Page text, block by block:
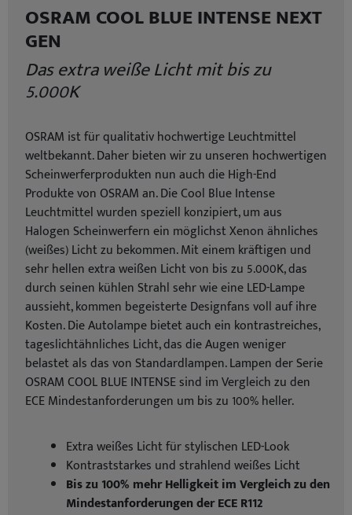
OSRAM COOL BLUE INTENSE NEXT
GEN
Das extra weiße Licht mit bis zu
5.000K
OSRAM ist für qualitativ hochwertige Leuchtmittel
weltbekannt. Daher bieten wir zu unseren hochwertigen
Scheinwerferprodukten nun auch die High-End
Produkte von OSRAM an. Die Cool Blue Intense
Leuchtmittel wurden speziell konzipiert, um aus
Halogen Scheinwerfern ein möglichst Xenon ähnliches
(weißes) Licht zu bekommen. Mit einem kräftigen und
sehr hellen extra weißen Licht von bis zu 5.000K, das
durch seinen kühlen Strahl sehr wie eine LED-Lampe
aussieht, kommen begeisterte Designfans voll auf ihre
Kosten. Die Autolampe bietet auch ein kontrastreiches,
tageslichtähnliches Licht, das die Augen weniger
belastet als das von Standardlampen. Lampen der Serie
OSRAM COOL BLUE INTENSE sind im Vergleich zu den
ECE Mindestanforderungen um bis zu 100% heller.
Extra weißes Licht für stylischen LED-Look
Kontraststarkes und strahlend weißes Licht
Bis zu 100% mehr Helligkeit im Vergleich zu den
Mindestanforderungen der ECE R112